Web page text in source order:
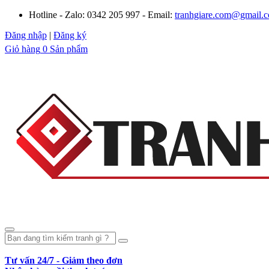
Hotline - Zalo: 0342 205 997 - Email:
Đăng nhập | Đăng ký
Giỏ hàng 0 Sản phẩm
Tư vấn 24/7 - Giảm theo đơn